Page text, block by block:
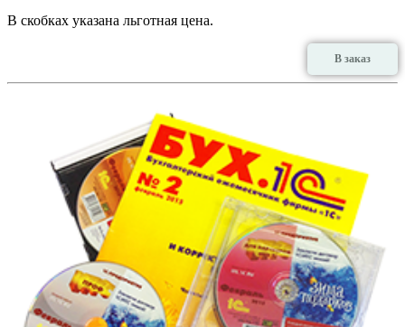
В скобках указана льготная цена.
В заказ